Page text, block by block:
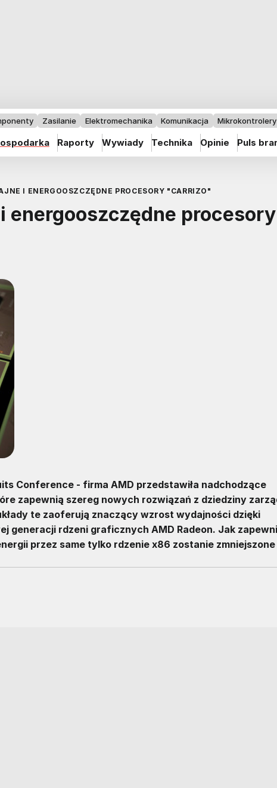
Zasilanie Elektromechanika Komunikacja Mikrokontrolery
Raporty Wywiady Technika Opinie Puls
I ENERGOOSZCZĘDNE PROCESORY "CARRIZO"
energooszczędne procesory
Conference - firma AMD przedstawiła nadchodzące
zapewnią szereg nowych rozwiązań z dziedziny
te zaoferują znaczący wzrost wydajności dzięki
rdzeni graficznych AMD Radeon. Jak
przez same tylko rdzenie x86 zostanie